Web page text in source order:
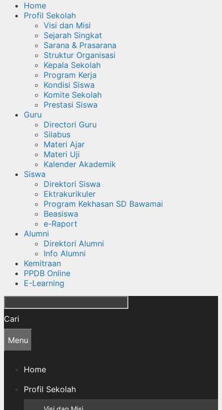
Home
Profil Sekolah
Visi dan Misi
Sejarah Singkat
Sarana & Prasarana
Struktur Organisasi
Kepala Sekolah
Program Kerja
Kondisi Siswa
Komite Sekolah
Prestasi Siswa
Guru
Directori Guru
Silabus
Materi Ajar
Materi Uji
Kalender Akademik
Siswa
Direktori Siswa
Ektrakurikuler
Program Kekhasan SD Bawamai
Beasiswa
e-Raport
Alumni
Direktori Alumni
Info Alumni
Kemitraan
PPDB Online
E-Learning
Cari
Menu
Home
Profil Sekolah